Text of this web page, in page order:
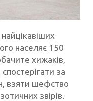
населяє 150
хижаків,
за
взяти шефство
звірів.